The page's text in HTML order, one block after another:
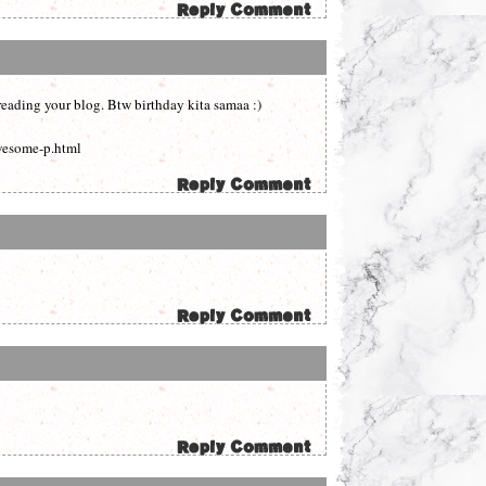
your blog. Btw birthday kita samaa :)
p.html